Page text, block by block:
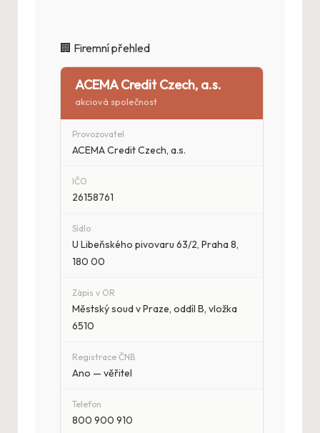
🏢 Firemní přehled
ACEMA Credit Czech, a.s.
akciová společnost
Provozovatel
ACEMA Credit Czech, a.s.
IČO
26158761
Sídlo
U Libeňského pivovaru 63/2, Praha 8,
180 00
Zápis v OR
Městský soud v Praze, oddíl B, vložka
6510
Registrace ČNB
Ano — věřitel
Telefon
800 900 910